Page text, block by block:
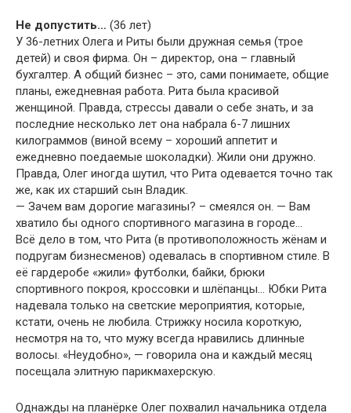
Не допустить… (36 лет)
У 36-летних Олега и Риты были дружная семья (трое
детей) и своя фирма. Он – директор, она – главный
бухгалтер. А общий бизнес – это, сами понимаете, общие
планы, ежедневная работа. Рита была красивой
женщиной. Правда, стрессы давали о себе знать, и за
последние несколько лет она набрала 6-7 лишних
килограммов (виной всему – хороший аппетит и
ежедневно поедаемые шоколадки). Жили они дружно.
Правда, Олег иногда шутил, что Рита одевается точно так
же, как их старший сын Владик.
— Зачем вам дорогие магазины? – смеялся он. — Вам
хватило бы одного спортивного магазина в городе…
Всё дело в том, что Рита (в противоположность жёнам и
подругам бизнесменов) одевалась в спортивном стиле. В
её гардеробе «жили» футболки, байки, брюки
спортивного покроя, кроссовки и шлёпанцы… Юбки Рита
надевала только на светские мероприятия, которые,
кстати, очень не любила. Стрижку носила короткую,
несмотря на то, что мужу всегда нравились длинные
волосы. «Неудобно», — говорила она и каждый месяц
посещала элитную парикмахерскую.
Однажды на планёрке Олег похвалил начальника отдела